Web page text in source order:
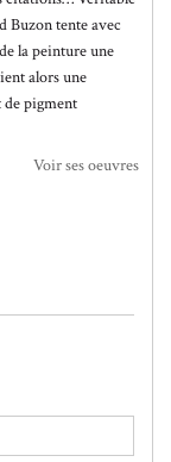
Buzon tente avec
la peinture une
alors une
de pigment
Voir ses oeuvres